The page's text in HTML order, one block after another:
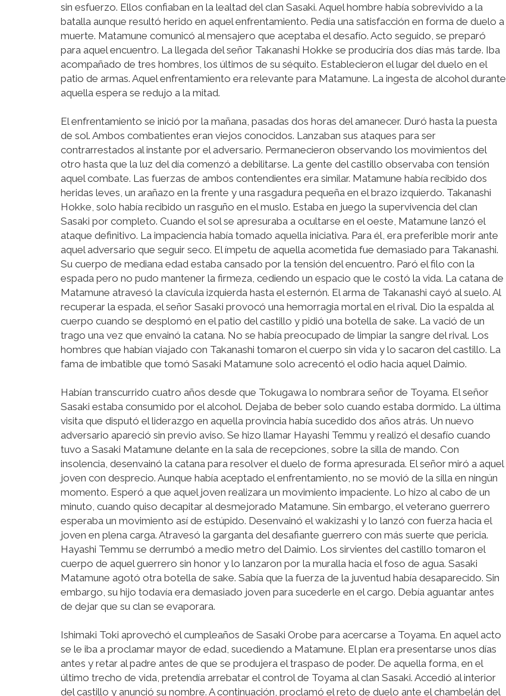
sin esfuerzo. Ellos confiaban en la lealtad del clan Sasaki. Aquel hombre había sobrevivido a la
batalla aunque resultó herido en aquel enfrentamiento. Pedía una satisfacción en forma de duelo a
muerte. Matamune comunicó al mensajero que aceptaba el desafío. Acto seguido, se preparó
para aquel encuentro. La llegada del señor Takanashi Hokke se produciría dos días más tarde. Iba
acompañado de tres hombres, los últimos de su séquito. Establecieron el lugar del duelo en el
patio de armas. Aquel enfrentamiento era relevante para Matamune. La ingesta de alcohol durante
aquella espera se redujo a la mitad.
El enfrentamiento se inició por la mañana, pasadas dos horas del amanecer. Duró hasta la puesta
de sol. Ambos combatientes eran viejos conocidos. Lanzaban sus ataques para ser
contrarrestados al instante por el adversario. Permanecieron observando los movimientos del
otro hasta que la luz del día comenzó a debilitarse. La gente del castillo observaba con tensión
aquel combate. Las fuerzas de ambos contendientes era similar. Matamune había recibido dos
heridas leves, un arañazo en la frente y una rasgadura pequeña en el brazo izquierdo. Takanashi
Hokke, solo había recibido un rasguño en el muslo. Estaba en juego la supervivencia del clan
Sasaki por completo. Cuando el sol se apresuraba a ocultarse en el oeste, Matamune lanzó el
ataque definitivo. La impaciencia había tomado aquella iniciativa. Para él, era preferible morir ante
aquel adversario que seguir seco. El ímpetu de aquella acometida fue demasiado para Takanashi.
Su cuerpo de mediana edad estaba cansado por la tensión del encuentro. Paró el filo con la
espada pero no pudo mantener la firmeza, cediendo un espacio que le costó la vida. La catana de
Matamune atravesó la clavícula izquierda hasta el esternón. El arma de Takanashi cayó al suelo. Al
recuperar la espada, el señor Sasaki provocó una hemorragia mortal en el rival. Dio la espalda al
cuerpo cuando se desplomó en el patio del castillo y pidió una botella de sake. La vació de un
trago una vez que envainó la catana. No se había preocupado de limpiar la sangre del rival. Los
hombres que habían viajado con Takanashi tomaron el cuerpo sin vida y lo sacaron del castillo. La
fama de imbatible que tomó Sasaki Matamune solo acrecentó el odio hacia aquel Daimio.
Habían transcurrido cuatro años desde que Tokugawa lo nombrara señor de Toyama. El señor
Sasaki estaba consumido por el alcohol. Dejaba de beber solo cuando estaba dormido. La última
visita que disputó el liderazgo en aquella provincia había sucedido dos años atrás. Un nuevo
adversario apareció sin previo aviso. Se hizo llamar Hayashi Temmu y realizó el desafío cuando
tuvo a Sasaki Matamune delante en la sala de recepciones, sobre la silla de mando. Con
insolencia, desenvainó la catana para resolver el duelo de forma apresurada. El señor miró a aquel
joven con desprecio. Aunque había aceptado el enfrentamiento, no se movió de la silla en ningún
momento. Esperó a que aquel joven realizara un movimiento impaciente. Lo hizo al cabo de un
minuto, cuando quiso decapitar al desmejorado Matamune. Sin embargo, el veterano guerrero
esperaba un movimiento así de estúpido. Desenvainó el wakizashi y lo lanzó con fuerza hacia el
joven en plena carga. Atravesó la garganta del desafiante guerrero con más suerte que pericia.
Hayashi Temmu se derrumbó a medio metro del Daimio. Los sirvientes del castillo tomaron el
cuerpo de aquel guerrero sin honor y lo lanzaron por la muralla hacia el foso de agua. Sasaki
Matamune agotó otra botella de sake. Sabía que la fuerza de la juventud había desaparecido. Sin
embargo, su hijo todavía era demasiado joven para sucederle en el cargo. Debía aguantar antes
de dejar que su clan se evaporara.
Ishimaki Toki aprovechó el cumpleaños de Sasaki Orobe para acercarse a Toyama. En aquel acto
se le iba a proclamar mayor de edad, sucediendo a Matamune. El plan era presentarse unos días
antes y retar al padre antes de que se produjera el traspaso de poder. De aquella forma, en el
último trecho de vida, pretendía arrebatar el control de Toyama al clan Sasaki. Accedió al interior
del castillo y anunció su nombre. A continuación, proclamó el reto de duelo ante el chambelán del